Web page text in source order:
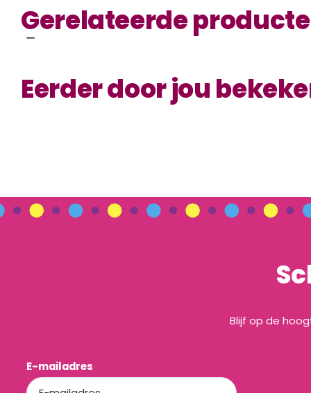
Gerelateerde
Eerder door jou
Blijf op de
E-mailadres